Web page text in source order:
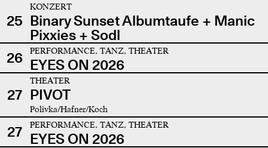
25
KONZERT
Binary Sunset Albumtaufe + Manic
Pixxies + Sodl
26
PERFORMANCE, TANZ, THEATER
EYES ON 2026
27
THEATER
PIVOT
Polivka/Hafner/Koch
27 PERFORMANCE, TANZ, THEATER
EYES ON 2026